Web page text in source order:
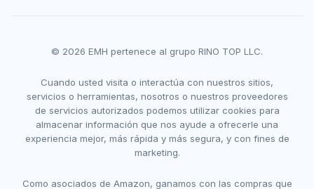
© 2026 EMH pertenece al grupo RINO TOP LLC.
Cuando usted visita o interactúa con nuestros sitios,
servicios o herramientas, nosotros o nuestros proveedores
de servicios autorizados podemos utilizar cookies para
almacenar información que nos ayude a ofrecerle una
experiencia mejor, más rápida y más segura, y con fines de
marketing.
Como asociados de Amazon, ganamos con las compras que